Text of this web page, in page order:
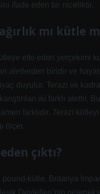
ifade eden bir niceliktir.
mı kütle
etki eden yerçekimi
aletlerden biridir ve
duyulur. Terazi ve
iki farklı alettir.
farklıdır. Terazi
ölçer.
çıktı?
pound-kütle, Britanya
Devletleri’nin